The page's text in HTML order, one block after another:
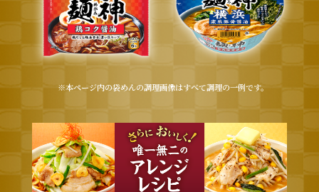
※本ページ内の袋めんの調理画像はすべて調理の一例です。